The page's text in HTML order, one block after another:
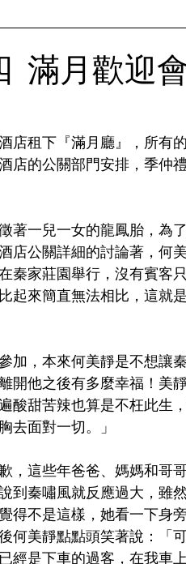
滿月歡迎
店租下『滿月廳』，所有
店的公關部門安排，季仲
著一兒一女的龍鳳胎，為
店公關詳細的討論著，何
秦家莊園舉行，沒有賓客
起來簡直無法相比，這就
加，本來何美靜是不想讓
開他之後有多麼幸福！美
酸甜苦辣也算是不枉此生
去面對一切。」
，這些年爸爸、媽媽和哥
到秦嘯風就反應過大，雖
得不是這樣，她看一下身
何美靜點點頭笑著說：「
經是下車的過客，在我車